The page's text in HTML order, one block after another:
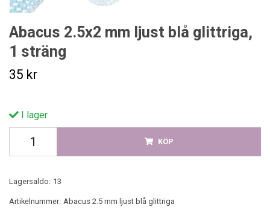
Abacus 2.5x2 mm ljust blå glittriga,
1 sträng
35 kr
I lager
KÖP
Lagersaldo: 13
Artikelnummer: Abacus 2.5 mm ljust blå glittriga